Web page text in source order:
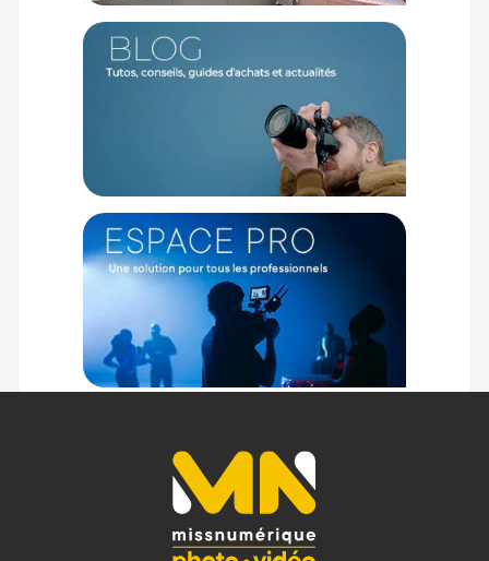
GÉNÉRAL
Fabricant : Hoya
Référence : YYP4552
Facteur de filtre (ND) : 3
F-stops : 1,6
Revêtements : Déperlant ; Antistatique
PHYSIQUE
Matériau du cadre : Aluminium
CONTENU DU CARTON :
1x Filtre polarisant circulaire
Offre valable jusqu'au 08-08-2026 inclus.
Code EAN Filtre Hoya polarisant circulaire Fusion Antistatic
24066071088
(1) Nombre de points Fidélité estimés, hors remises au panier, basé
sur le prix TTC en €, les points seront effectivement calculés dans le